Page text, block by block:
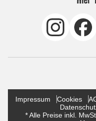
Impressum Cookies
* Alle Preise inkl.